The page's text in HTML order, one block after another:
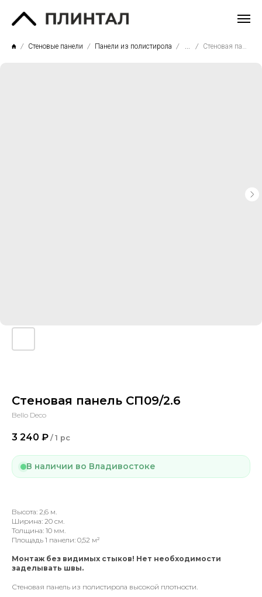
Стеновые панели Панели из полистирола
Стеновая панель СП09/2.6
Bello Deco
3 240 ₽ / 1 pc
В наличии во Владивостоке
Высота: 2,6 м.
Ширина: 20 см.
Толщина: 10 мм.
Площадь 1 панели: 0,52 м²
Монтаж без видимых стыков! Нет необходимости
заделывать швы.
Стеновая панель из полистирола высокой плотности.